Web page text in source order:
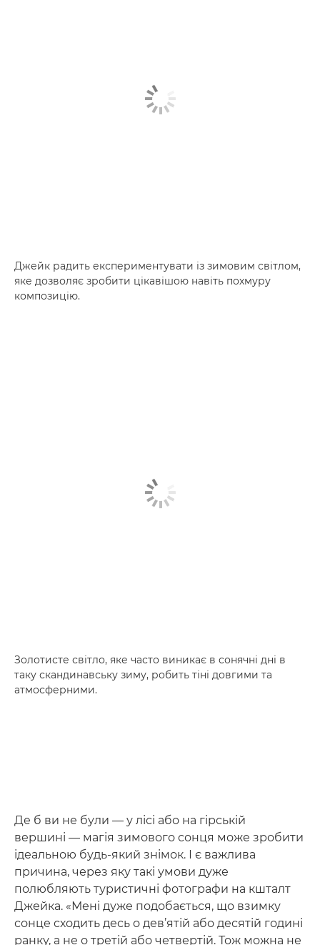
Джейк радить експериментувати із зимовим світлом,
яке дозволяє зробити цікавішою навіть похмуру
композицію.
Золотисте світло, яке часто виникає в сонячні дні в
таку скандинавську зиму, робить тіні довгими та
атмосферними.
Де б ви не були — у лісі або на гірській
вершині — магія зимового сонця може зробити
ідеальною будь-який знімок. І є важлива
причина, через яку такі умови дуже
полюбляють туристичні фотографи на кшталт
Джейка. «Мені дуже подобається, що взимку
сонце сходить десь о дев’ятій або десятій годині
ранку, а не о третій або четвертій. Тож можна не